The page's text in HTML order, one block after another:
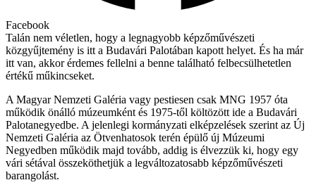
Facebook
Talán nem véletlen, hogy a legnagyobb képzőművészeti
közgyűjtemény is itt a Budavári Palotában kapott helyet. És ha már
itt van, akkor érdemes fellelni a benne található felbecsülhetetlen
értékű műkincseket.
A Magyar Nemzeti Galéria vagy pestiesen csak MNG 1957 óta
működik önálló múzeumként és 1975-től költözött ide a Budavári
Palotanegyedbe. A jelenlegi kormányzati elképzelések szerint az Új
Nemzeti Galéria az Ötvenhatosok terén épülő új Múzeumi
Negyedben működik majd tovább, addig is élvezzük ki, hogy egy
vári sétával összeköthetjük a legváltozatosabb képzőművészeti
barangolást.